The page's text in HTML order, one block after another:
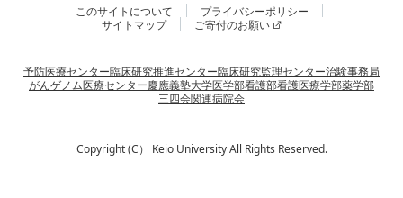
このサイトについて
プライバシーポリシー
サイトマップ
ご寄付のお願い
予防医療センター臨床研究推進センター臨床研究監理センター治験事務局
がんゲノム医療センター慶應義塾大学医学部看護部看護医療学部薬学部
三四会関連病院会
Copyright (C） Keio University All Rights Reserved.